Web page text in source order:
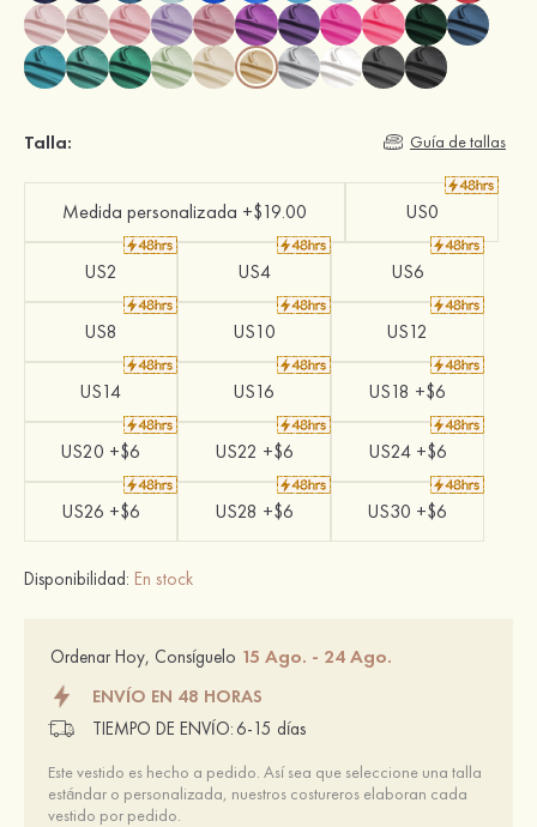
Talla: Guía de tallas
Medida personalizada +$19.00 US0
US2 US4 US6
US8 US10 US12
US14 US16 US18 +$6
US20 +$6 US22 +$6 US24 +$6
US26 +$6 US28 +$6 US30 +$6
Disponibilidad: En stock
Ordenar Hoy, Consíguelo 15 Ago. - 24 Ago.
ENVÍO EN 48 HORAS
TIEMPO DE ENVÍO: 6-15 días
Este vestido es hecho a pedido. Así sea que seleccione una talla
estándar o personalizada, nuestros costureros elaboran cada
vestido por pedido.